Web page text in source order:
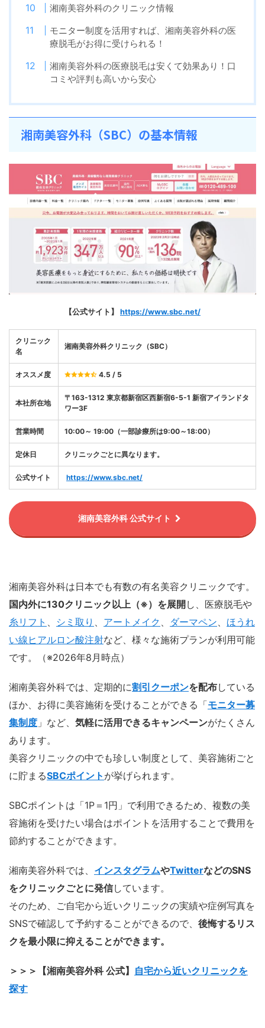
湘南美容外科のクリニック情報
モニター制度を活用すれば、湘南美容外科の医
療脱毛がお得に受けられる！
湘南美容外科の医療脱毛は安くて効果あり！口
コミや評判も高いから安心
湘南美容外科（SBC）の基本情報
【公式サイト】 https://www.sbc.net/
クリニック
名
湘南美容外科クリニック（SBC）
オススメ度 4.5 / 5
本社所在地
〒163-1312 東京都新宿区西新宿6-5-1 新宿アイランドタ
ワー3F
営業時間 10:00～ 19:00（一部診療所は9:00～18:00）
定休日 クリニックごとに異なります。
公式サイト https://www.sbc.net/
湘南美容外科 公式サイト
湘南美容外科は日本でも有数の有名美容クリニックです。
国内外に130クリニック以上（※）を展開し、医療脱毛や
糸リフト
シミ取り アートメイク ダーマペン
ほうれ
い線ヒアルロン酸注射など、様々な施術プランが利用可能
です。（※2026年8月時点）
湘南美容外科では、定期的に割引クーポンを配布している
ほか、お得に美容施術を受けることができる「モニター募
集制度 」など、 気軽に活用できるキャンペーンがたくさん
あります。
美容クリニックの中でも珍しい制度として、美容施術ごと
に貯まるSBCポイント が挙げられます。
SBCポイントは「1P＝1円」で利用できるため、複数の美
容施術を受けたい場合はポイントを活用することで費用を
節約することができます。
湘南美容外科では、 インスタグラムやTwitterなどのSNS
をクリニックごとに発信しています。
そのため、ご自宅から近いクリニックの実績や症例写真を
SNSで確認して予約することができるので、 後悔するリス
クを最小限に抑えることができます。
＞＞＞【湘南美容外科 公式】 自宅から近いクリニックを
探す